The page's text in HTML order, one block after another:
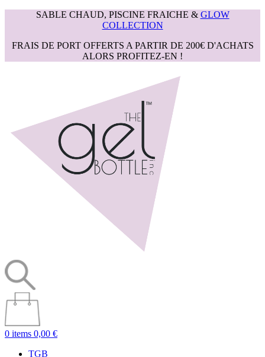
SABLE CHAUD, PISCINE FRAICHE & GLOW
COLLECTION
FRAIS DE PORT OFFERTS A PARTIR DE 200€ D'ACHATS
ALORS PROFITEZ-EN !
0 items 0,00 €
TGB